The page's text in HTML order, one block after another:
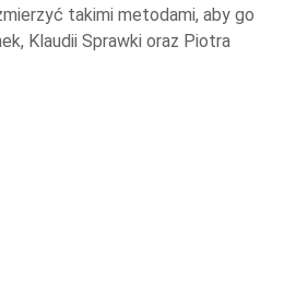
takimi metodami, aby go
Klaudii Sprawki oraz Piotra